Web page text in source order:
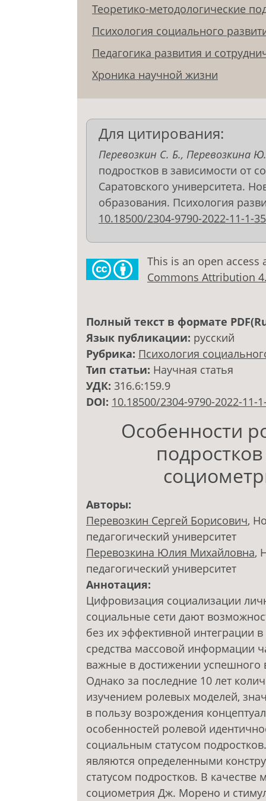
Теоретико-методологические
Психология социального
Педагогика развития и
Хроника научной жизни
Для цитирования:
Перевозкин С. Б., Перевозкина
подростков в зависимости от
Саратовского университета.
образования. Психология
10.18500/2304-9790-2022-11-1-
This is an open
Commons Attribution
Полный текст в формате
Язык публикации: русский
Рубрика: Психология
Тип статьи: Научная статья
УДК: 316.6:159.9
DOI: 10.18500/2304-9790-2022-11-
Особенности
Авторы:
Перевозкин Сергей Борисович,
педагогический университет
Перевозкина Юлия Михайловна,
педагогический университет
Аннотация:
Цифровизация социализации
социальные сети дают
без их эффективной интеграции
средства массовой информации
важные в достижении успешного
Однако за последние 10 лет
изучением ролевых моделей,
в пользу возрождения
особенностей ролевой
социальным статусом
являются определенными
статусом подростков. В
социометрия Дж. Морено и